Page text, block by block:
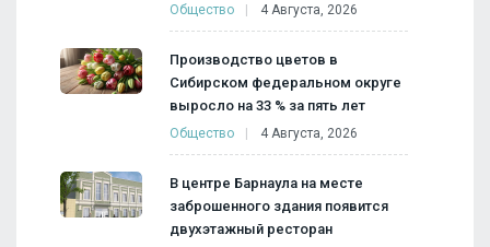
Общество 4 Августа, 2026
Производство цветов в
Сибирском федеральном округе
выросло на 33 % за пять лет
Общество 4 Августа, 2026
В центре Барнаула на месте
заброшенного здания появится
двухэтажный ресторан